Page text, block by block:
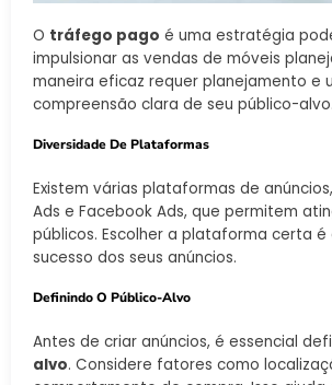
O tráfego pago é uma estratégia
impulsionar as vendas de móveis
maneira eficaz requer planejamento e
compreensão clara de seu público-alvo.
Diversidade De Plataformas
Existem várias plataformas de
Ads e Facebook Ads, que permitem
públicos. Escolher a plataforma certa é
sucesso dos seus anúncios.
Definindo O Público-Alvo
Antes de criar anúncios, é essencial
alvo. Considere fatores como